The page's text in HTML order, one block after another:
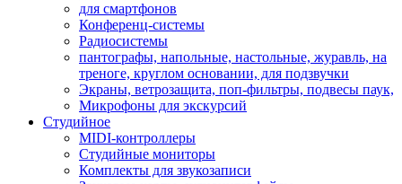
для смартфонов
Конференц-системы
Радиосистемы
пантографы, напольные, настольные, журавль, на
треноге, круглом основании, для подзвучки
Экраны, ветрозащита, поп-фильтры, подвесы паук,
Микрофоны для экскурсий
Студийное
MIDI-контроллеры
Студийные мониторы
Комплекты для звукозаписи